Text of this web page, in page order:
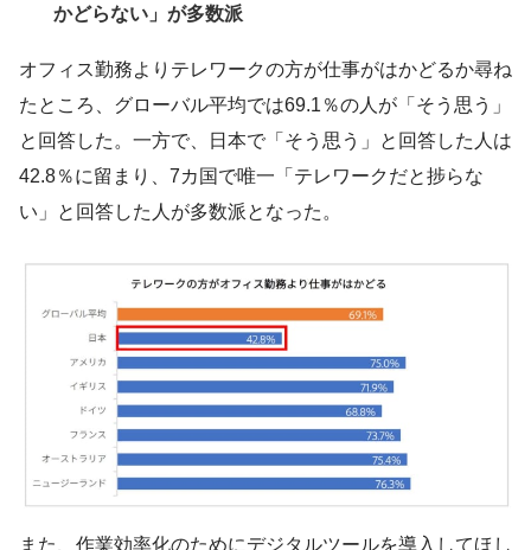
かどらない」が多数派
オフィス勤務よりテレワークの方が仕事がはかどるか尋ね
たところ、グローバル平均では69.1％の人が「そう思う」
と回答した。一方で、日本で「そう思う」と回答した人は
42.8％に留まり、7カ国で唯一「テレワークだと捗らな
い」と回答した人が多数派となった。
また、作業効率化のためにデジタルツールを導入してほし